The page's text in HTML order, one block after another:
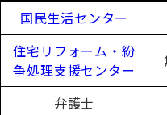
国民生活センター
住宅リフォーム・紛
争処理支援センター
弁護士